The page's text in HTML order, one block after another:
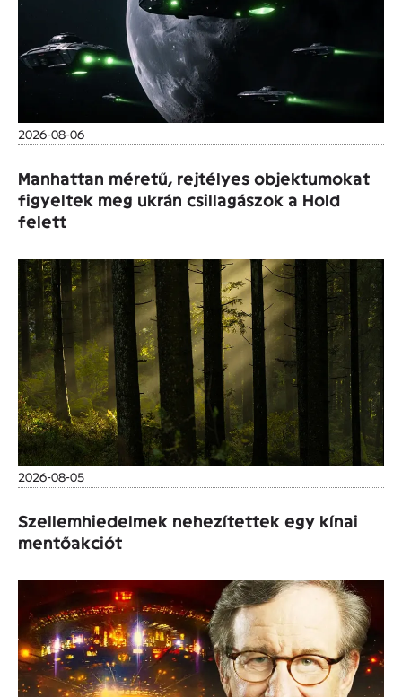
2026-08-06
Manhattan méretű, rejtélyes objektumokat
figyeltek meg ukrán csillagászok a Hold
felett
2026-08-05
Szellemhiedelmek nehezítettek egy kínai
mentőakciót